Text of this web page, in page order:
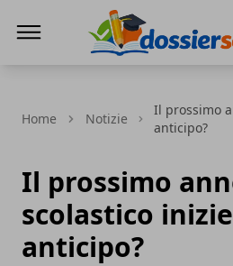
Home Notizie
Il prossimo
anticipo?
Il prossimo
scolastico
anticipo?